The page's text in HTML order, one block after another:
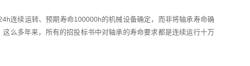
连续运转、预期寿命100000h的机械设备确定，而非将轴承寿命确
么多年来，所有的招投标书中对轴承的寿命要求都是连续运行十万